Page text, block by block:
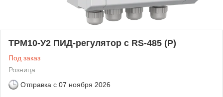
ТРМ10-У2 ПИД-регулятор с RS-485 (Р)
Под заказ
Розница
Отправка с 07 ноября 2026